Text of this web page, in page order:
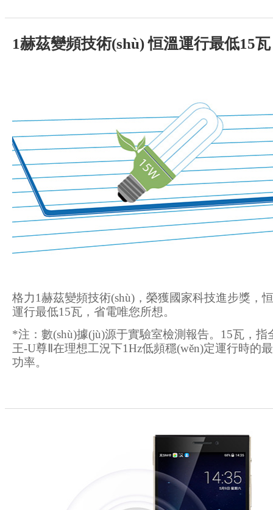
1赫茲變頻技術(shù) 恒溫運行最低15瓦
格力1赫茲變頻技術(shù)，榮獲國家科技進步獎，
運行最低15瓦，省電唯您所想。
*注：數(shù)據(jù)源于實驗室檢測報告。15瓦，
王-U尊Ⅱ在理想工況下1Hz低頻穩(wěn)定運行時的
功率。